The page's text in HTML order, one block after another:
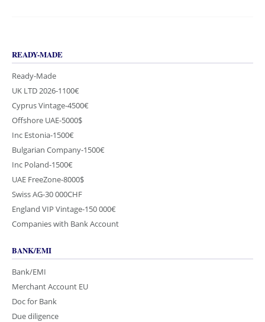
READY-MADE
Ready-Made
UK LTD 2026-1100€
Cyprus Vintage-4500€
Offshore UAE-5000$
Inc Estonia-1500€
Bulgarian Company-1500€
Inc Poland-1500€
UAE FreeZone-8000$
Swiss AG-30 000CHF
England VIP Vintage-150 000€
Companies with Bank Account
BANK/EMI
Bank/EMI
Merchant Account EU
Doc for Bank
Due diligence